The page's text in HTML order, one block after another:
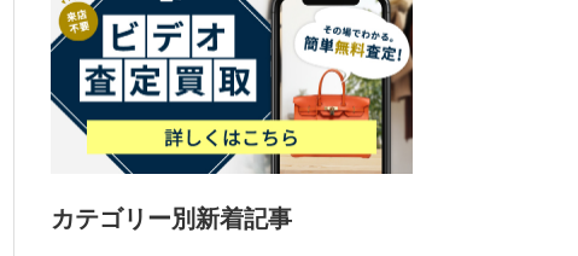
カテゴリー別新着記事